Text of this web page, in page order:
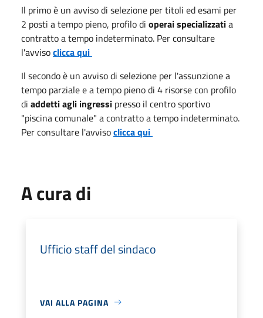
Il primo è un avviso di selezione per titoli ed esami per
2 posti a tempo pieno, profilo di operai specializzatia
contratto a tempo indeterminato. Per consultare
l'avvisoclicca qui
Il secondo è un avviso di selezione per l'assunzione a
tempo parziale e a tempo pieno di 4 risorse con profilo
di addetti agli ingressi presso il centro sportivo
"piscina comunale" a contratto a tempo indeterminato.
Per consultare l'avvisoclicca qui
A cura di
Ufficio staff del sindaco
VAI ALLA PAGINA